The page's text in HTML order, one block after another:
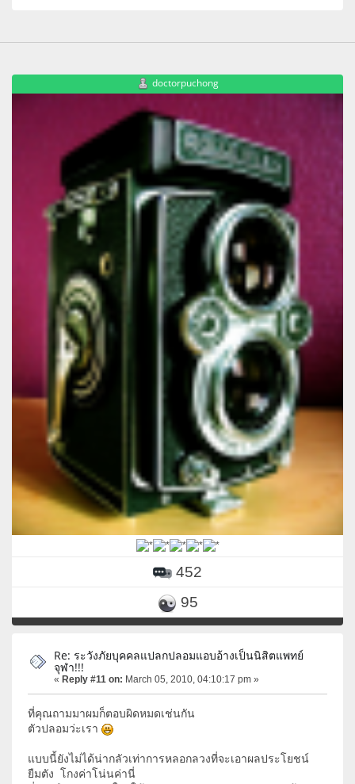
doctorpuchong
452
95
Re: ระวังภัยบุคคลแปลกปลอมแอบอ้างเป็นนิสิตแพทย์
จุฬา!!!
« Reply #11 on: March 05, 2010, 04:10:17 pm »
ที่คุณถามมาผมก็ตอบผิดหมดเช่นกัน
ตัวปลอมว่ะเรา
แบบนี้ยังไม่ได้น่ากลัวเท่าการหลอกลวงที่จะเอาผลประโยชน์
ยืมตัง โกงค่าโน่นค่านี่